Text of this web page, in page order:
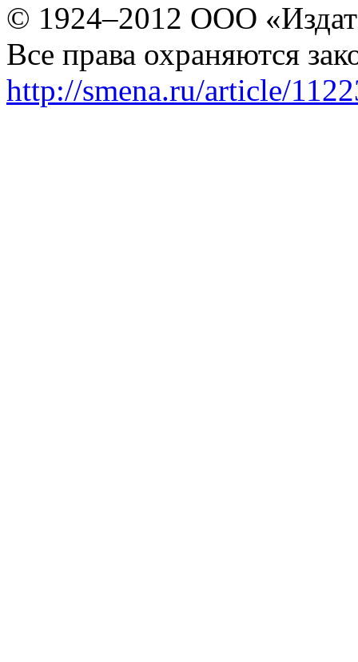
© 1924–2012 ООО
Все права охраняются
http://smena.ru/article/